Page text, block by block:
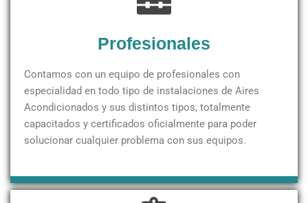
Profesionales
Contamos con un equipo de profesionales con
especialidad en todo tipo de instalaciones de Aires
Acondicionados y sus distintos tipos, totalmente
capacitados y certificados oficialmente para poder
solucionar cualquier problema con sus equipos.